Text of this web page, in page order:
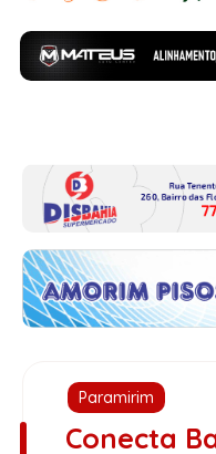
Paramirim
Conecta